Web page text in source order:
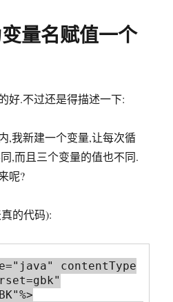
量名赋值一个
好.不过还是得描述一下:
,我新建一个变量,让每次循
,而且三个变量的值也不同.
呢?
的代码):
contentType